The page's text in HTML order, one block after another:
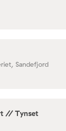
Sandefjord
// Tynset